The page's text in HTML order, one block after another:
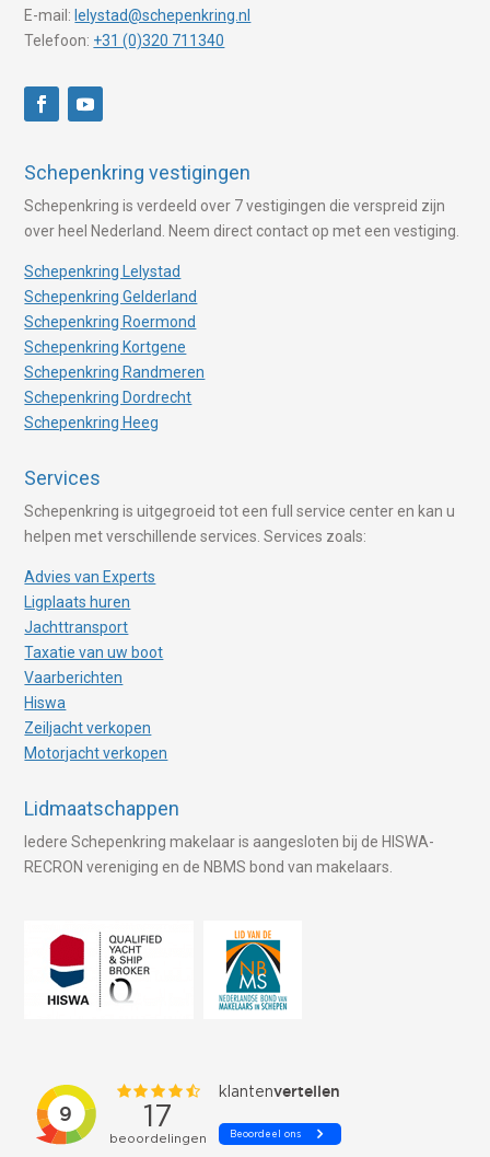
E-mail: lelystad@schepenkring.nl
Telefoon: +31 (0)320 711340
Schepenkring vestigingen
Schepenkring is verdeeld over 7 vestigingen die verspreid zijn
over heel Nederland. Neem direct contact op met een vestiging.
Schepenkring Lelystad
Schepenkring Gelderland
Schepenkring Roermond
Schepenkring Kortgene
Schepenkring Randmeren
Schepenkring Dordrecht
Schepenkring Heeg
Services
Schepenkring is uitgegroeid tot een full service center en kan u
helpen met verschillende services. Services zoals:
Advies van Experts
Ligplaats huren
Jachttransport
Taxatie van uw boot
Vaarberichten
Hiswa
Zeiljacht verkopen
Motorjacht verkopen
Lidmaatschappen
Iedere Schepenkring makelaar is aangesloten bij de HISWA-
RECRON vereniging en de NBMS bond van makelaars.